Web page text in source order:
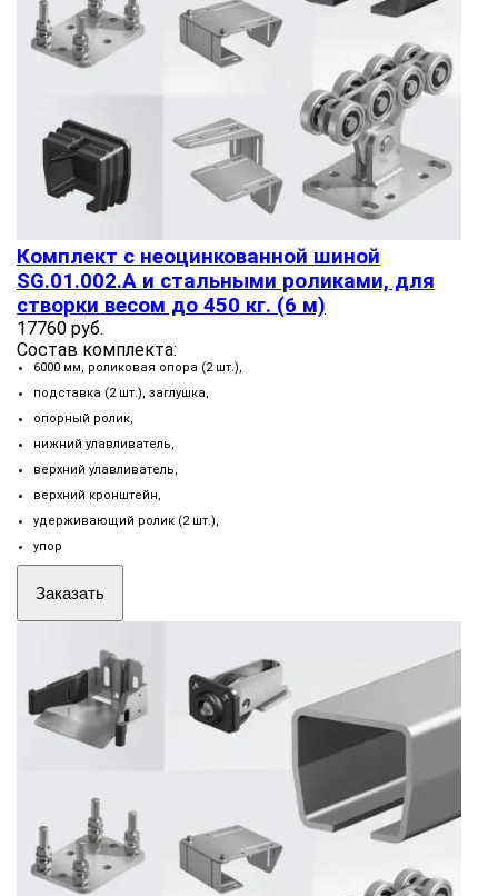
Комплект с неоцинкованной шиной
SG.01.002.А и стальными роликами, для
створки весом до 450 кг. (6 м)
17760 руб.
Состав комплекта:
6000 мм, роликовая опора (2 шт.),
подставка (2 шт.), заглушка,
опорный ролик,
нижний улавливатель,
верхний улавливатель,
верхний кронштейн,
удерживающий ролик (2 шт.),
упор
Заказать